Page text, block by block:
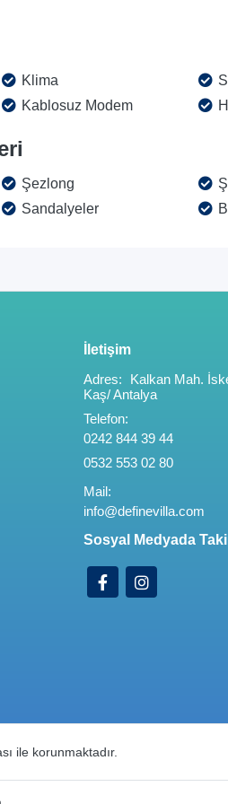
Klima
Kablosuz Modem
Şezlong
Sandalyeler
İletişim
Adres:
Kalkan Mah.
Kaş/ Antalya
Telefon:
0242 844 39 44
0532 553 02 80
Mail:
info@definevilla.com
Sosyal Medyada
ile korunmaktadır.